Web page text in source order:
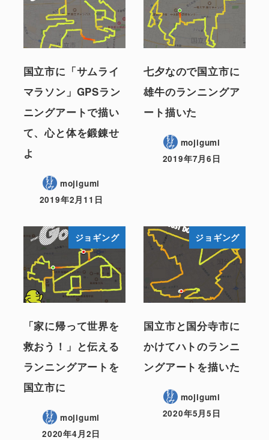
国立市に「サムライ
マラソン」GPSラン
ニングアートで描い
て、心と体を鍛錬せ
よ
mojigumi
2019年2月11日
七夕なので国立市に
雄牛のランニングア
ート描いた
mojigumi
2019年7月6日
ジョギング
「家に帰って世界を
救おう！」と伝える
ランニングアートを
国立市に
mojigumi
2020年4月2日
ジョギング
国立市と国分寺市に
かけてハトのランニ
ングアートを描いた
mojigumi
2020年5月5日